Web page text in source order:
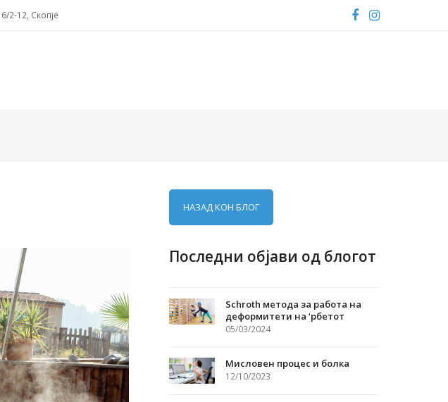
2-12, Скопје Facebook
Instagram
НАЗАД КОН БЛОГ
Последни објави од блогот
Schroth метода за работа на
деформитети на ‘рбетот
05/03/2024
Мисловен процес и болка
12/10/2023